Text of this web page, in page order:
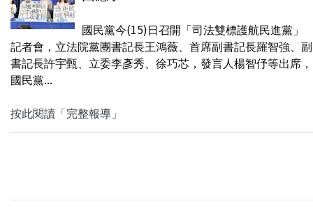
國民黨今(15)日召開「司法雙標護航民進黨」
記者會，立法院黨團書記長王鴻薇、首席副書記長羅智強、副
書記長許宇甄、立委李彥秀、徐巧芯，發言人楊智伃等出席，
國民黨...
按此閱讀「完整報導」